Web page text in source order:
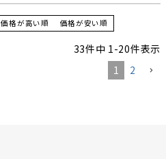
価格が高い順 価格が安い順
33件中 1-20件表示
1
2